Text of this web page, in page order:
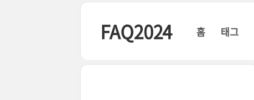
FAQ2024 홈 태그